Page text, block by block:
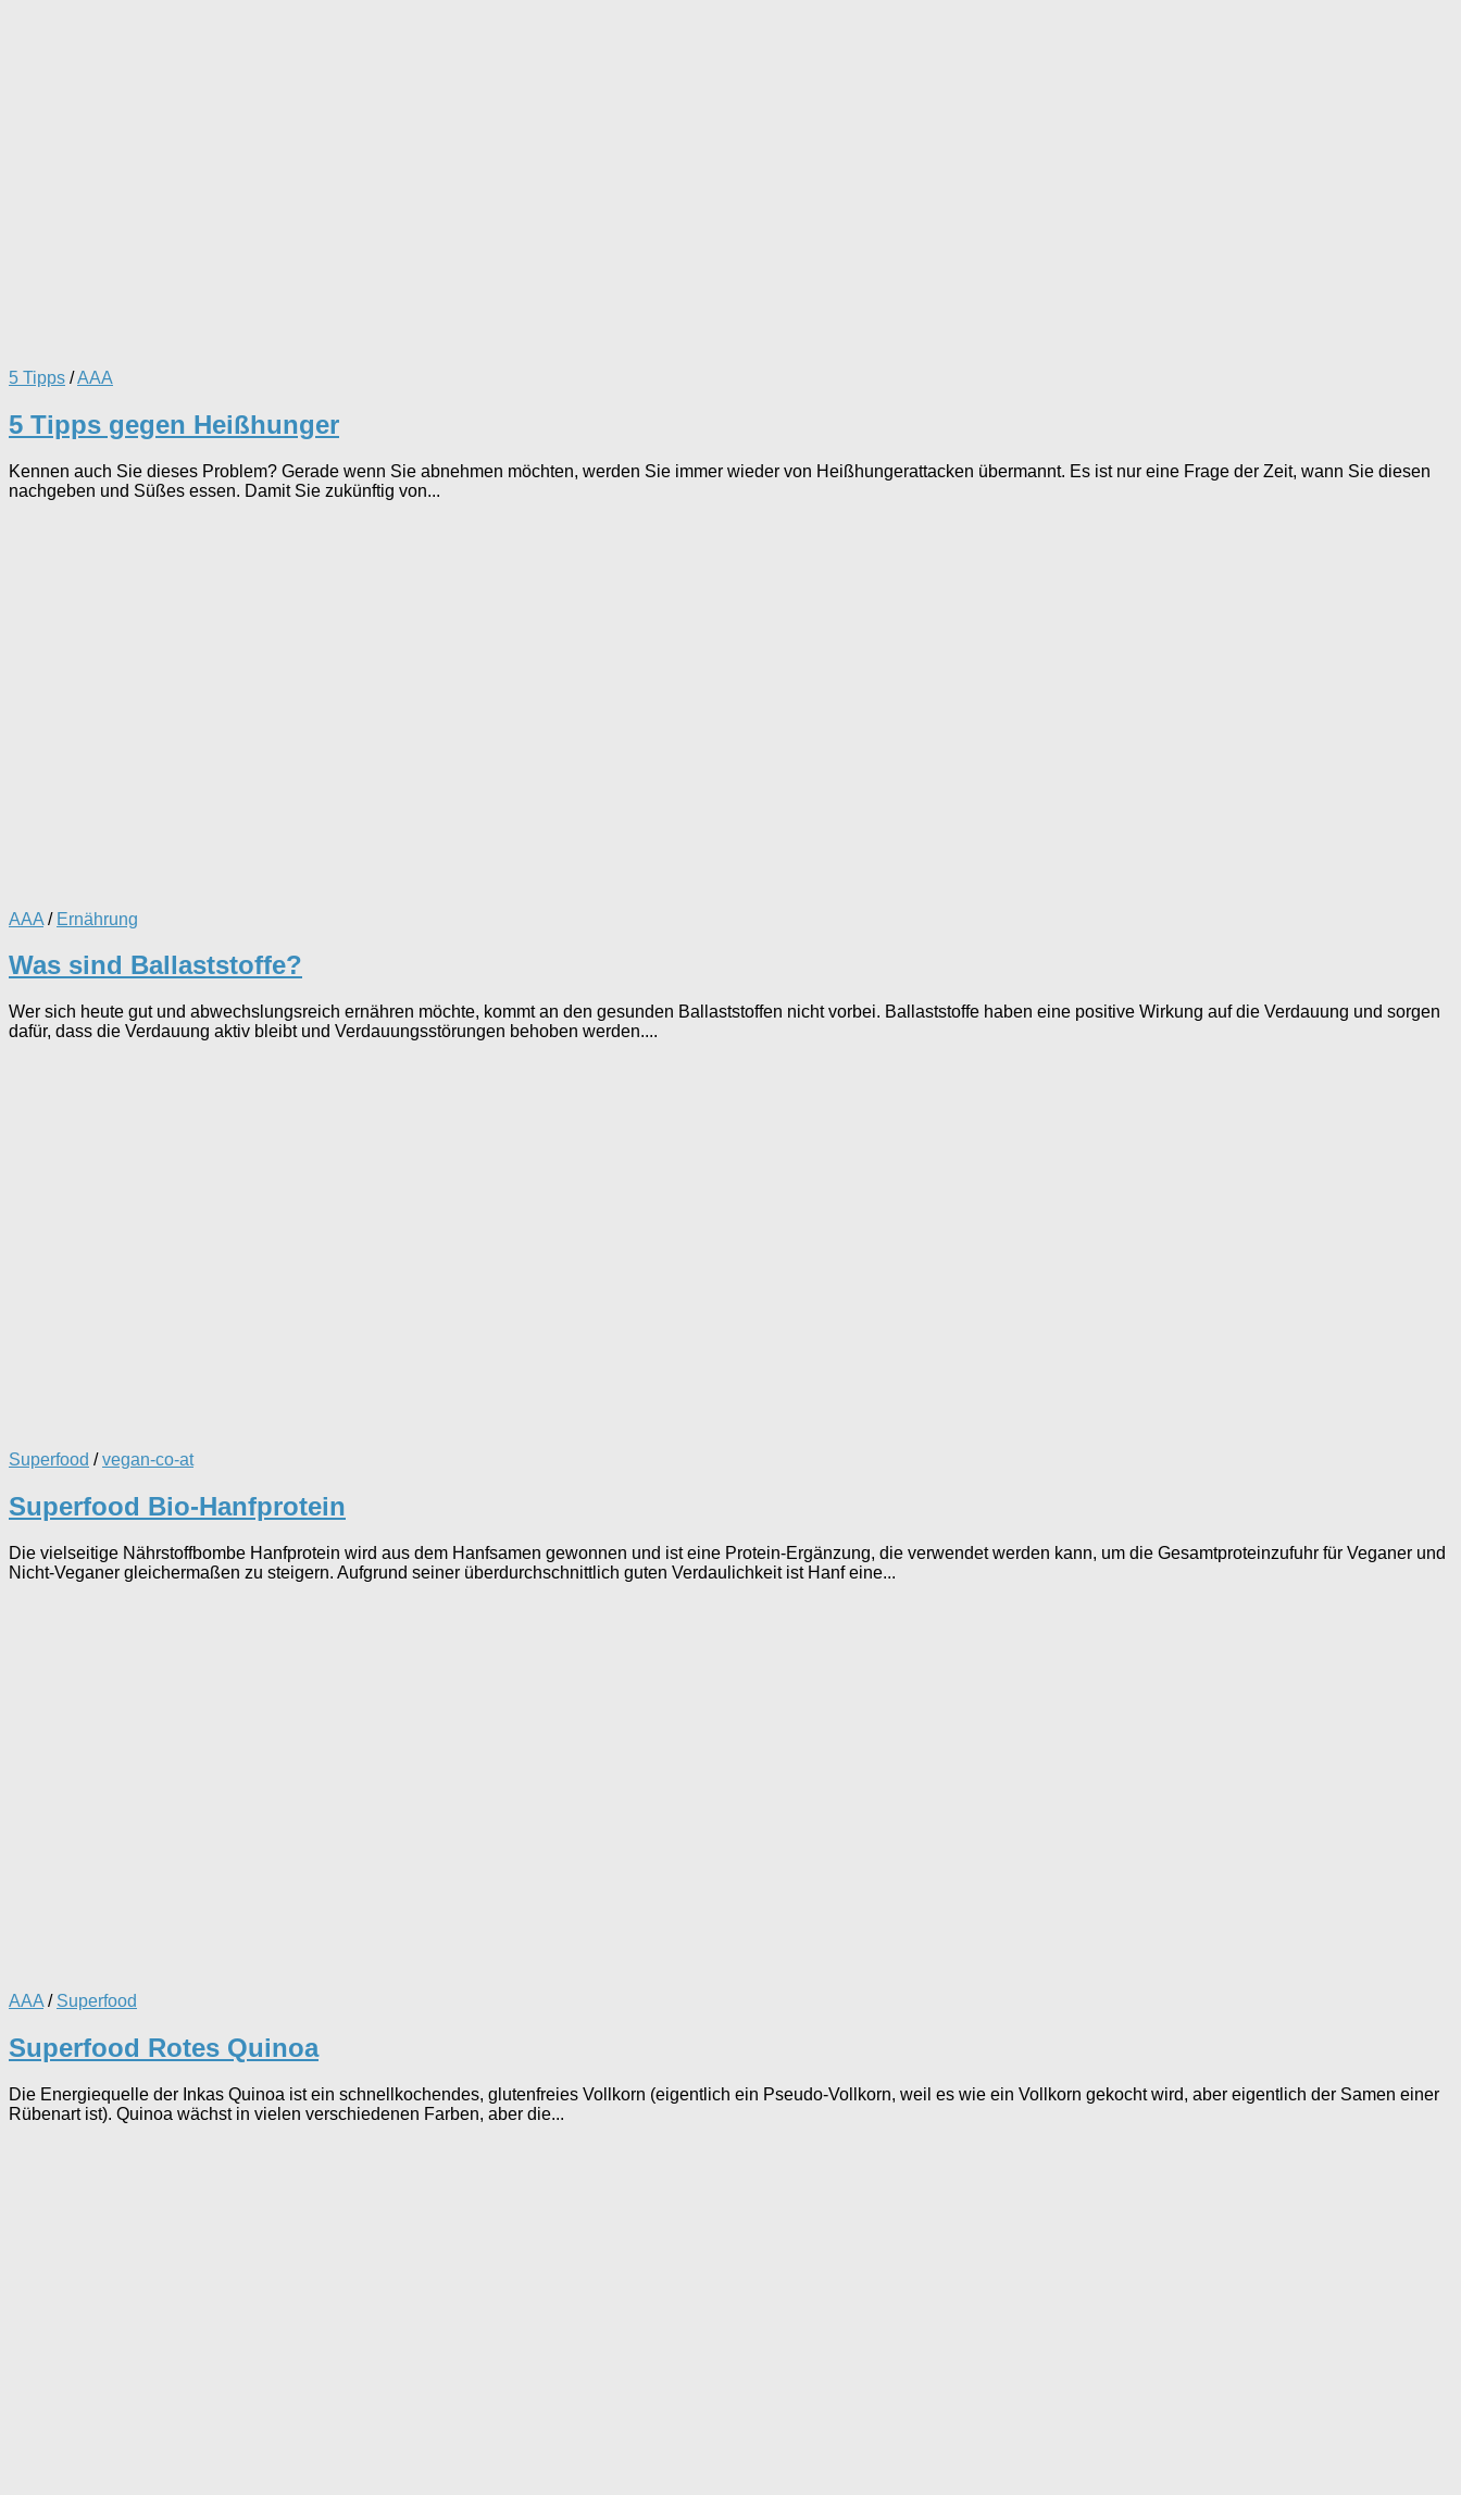
5 Tipps /AAA
5 Tipps gegen Heißhunger
Kennen auch Sie dieses Problem? Gerade wenn Sie abnehmen möchten, werden Sie immer wieder von Heißhungerattacken übermannt. Es ist nur eine Frage der Zeit, wann Sie diesen
nachgeben und Süßes essen. Damit Sie zukünftig von...
AAA / Ernährung
Was sind Ballaststoffe?
Wer sich heute gut und abwechslungsreich ernähren möchte, kommt an den gesunden Ballaststoffen nicht vorbei. Ballaststoffe haben eine positive Wirkung auf die Verdauung und sorgen
dafür, dass die Verdauung aktiv bleibt und Verdauungsstörungen behoben werden....
Superfood /vegan-co-at
Superfood Bio-Hanfprotein
Die vielseitige Nährstoffbombe Hanfprotein wird aus dem Hanfsamen gewonnen und ist eine Protein-Ergänzung, die verwendet werden kann, um die Gesamtproteinzufuhr für Veganer und
Nicht-Veganer gleichermaßen zu steigern. Aufgrund seiner überdurchschnittlich guten Verdaulichkeit ist Hanf eine...
AAA / Superfood
Superfood Rotes Quinoa
Die Energiequelle der Inkas Quinoa ist ein schnellkochendes, glutenfreies Vollkorn (eigentlich ein Pseudo-Vollkorn, weil es wie ein Vollkorn gekocht wird, aber eigentlich der Samen einer
Rübenart ist). Quinoa wächst in vielen verschiedenen Farben, aber die...